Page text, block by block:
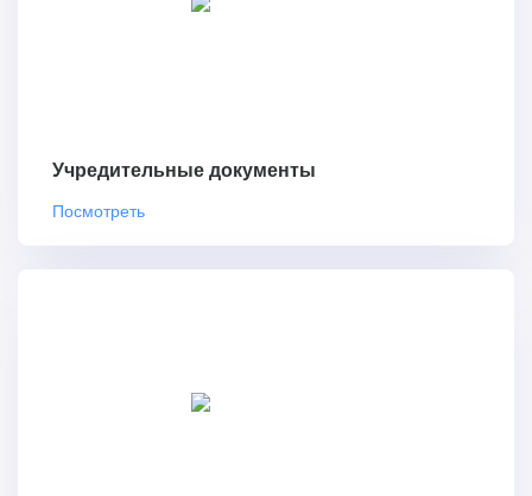
Учредительные документы
Посмотреть